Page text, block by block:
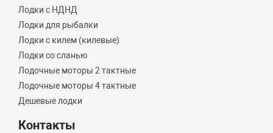
Лодки с НДНД
Лодки для рыбалки
Лодки с килем (килевые)
Лодки со сланью
Лодочные моторы 2 тактные
Лодочные моторы 4 тактные
Дешевые лодки
Контакты